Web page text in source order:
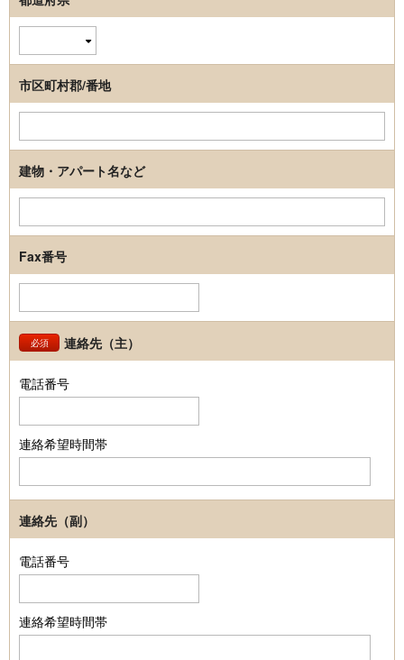
市区町村郡/番地
建物・アパート名など
Fax番号
必須 連絡先（主）
電話番号
連絡希望時間帯
連絡先（副）
電話番号
連絡希望時間帯